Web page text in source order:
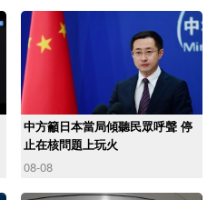
中方籲日本當局傾聽民眾呼聲 停
止在核問題上玩火
08-08